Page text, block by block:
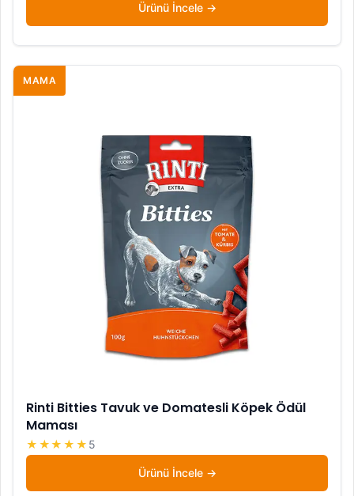
Ürünü İncele
MAMA
Rinti Bitties Tavuk ve Domatesli Köpek Ödül
Maması
★★★★★ 5
Ürünü İncele